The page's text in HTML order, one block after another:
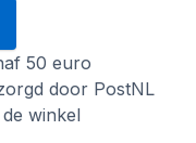
50 euro
door PostNL
winkel